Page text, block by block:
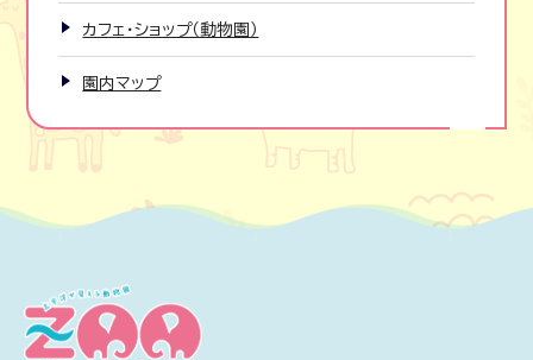
カフェ・ショップ（動物園）
園内マップ